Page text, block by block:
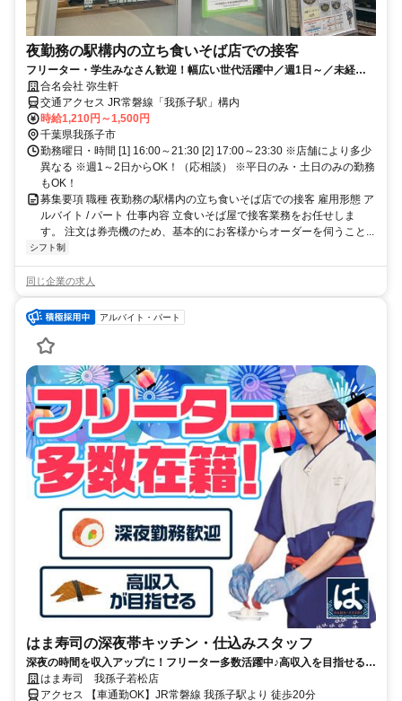
夜勤務の駅構内の立ち食いそば店での接客
フリーター・学生みなさん歓迎！幅広い世代活躍中／週1日～／未経験
OK／立ち食いそば店での接客
合名会社 弥生軒
交通アクセス JR常磐線「我孫子駅」構内
時給1,210円～1,500円
千葉県我孫子市
勤務曜日・時間 [1] 16:00～21:30 [2] 17:00～23:30 ※店舗により多少
異なる ※週1～2日からOK！（応相談） ※平日のみ・土日のみの勤務
もOK！
募集要項 職種 夜勤務の駅構内の立ち食いそば店での接客 雇用形態 ア
ルバイト / パート 仕事内容 立食いそば屋で接客業務をお任せしま
す。 注文は券売機のため、基本的にお客様からオーダーを伺うこと...
シフト制
同じ企業の求人
アルバイト・パート
はま寿司の深夜帯キッチン・仕込みスタッフ
深夜の時間を収入アップに！フリーター多数活躍中♪高収入を目指せる環
境です！
はま寿司 我孫子若松店
アクセス 【車通勤OK】JR常磐線 我孫子駅より 徒歩20分